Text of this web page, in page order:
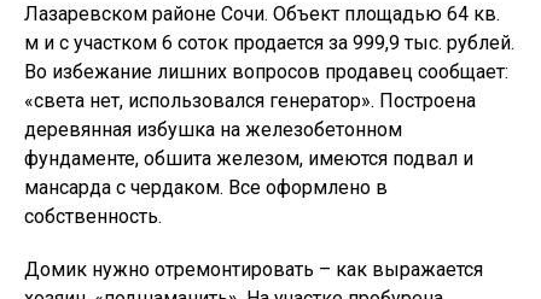
Лазаревском районе Сочи. Объект площадью 64 кв.
м и с участком 6 соток продается за 999,9 тыс. рублей.
Во избежание лишних вопросов продавец сообщает:
«света нет, использовался генератор». Построена
деревянная избушка на железобетонном
фундаменте, обшита железом, имеются подвал и
мансарда с чердаком. Все оформлено в
собственность.
Домик нужно отремонтировать – как выражается